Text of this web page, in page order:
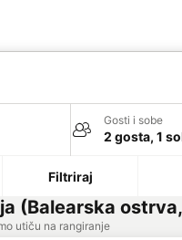
Gosti i sobe
2 gosta, 1
Filtriraj
(Balearska
utiču na rangiranje